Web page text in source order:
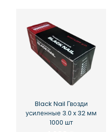
Black Nail Гвозди
усиленные 3.0 x 32 мм
1000 шт